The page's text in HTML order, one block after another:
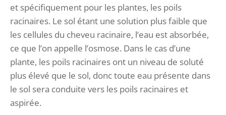
et spécifiquement pour les plantes, les poils
racinaires. Le sol étant une solution plus faible que
les cellules du cheveu racinaire, l’eau est absorbée,
ce que l’on appelle l’osmose. Dans le cas d’une
plante, les poils racinaires ont un niveau de soluté
plus élevé que le sol, donc toute eau présente dans
le sol sera conduite vers les poils racinaires et
aspirée.